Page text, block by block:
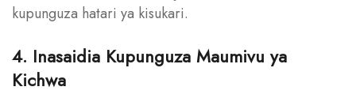
kupunguza hatari ya kisukari.
4. Inasaidia Kupunguza Maumivu ya
Kichwa